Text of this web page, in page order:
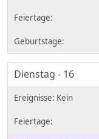
Dienstag - 16